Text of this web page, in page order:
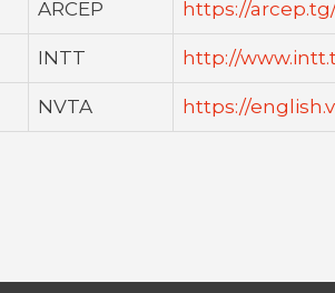
ARCEP https://
INTT http://
NVTA https://